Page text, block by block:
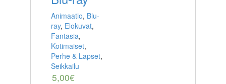
Animaatio, Blu-
ray, Elokuvat,
Fantasia,
Kotimaiset,
Perhe & Lapset,
Seikkailu
5,00€